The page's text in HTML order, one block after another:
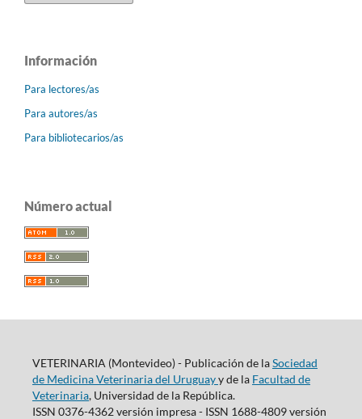
Información
Para lectores/as
Para autores/as
Para bibliotecarios/as
Número actual
VETERINARIA (Montevideo) - Publicación de laSociedad
de Medicina Veterinaria del Uruguayy de la Facultad de
Veterinaria, Universidad de la República.
ISSN 0376-4362 versión impresa - ISSN 1688-4809 versión